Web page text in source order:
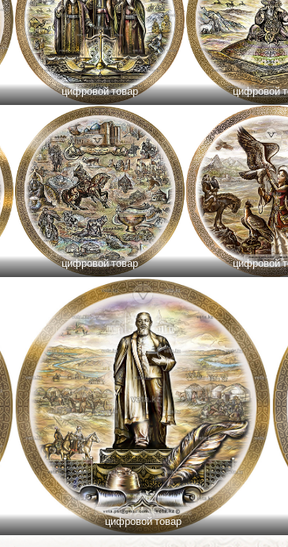
цифровой товар цифровой
цифровой товар цифровой
цифровой товар